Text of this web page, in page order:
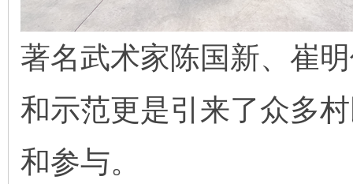
著名武术家陈国新、崔
和示范更是引来了众多
和参与。